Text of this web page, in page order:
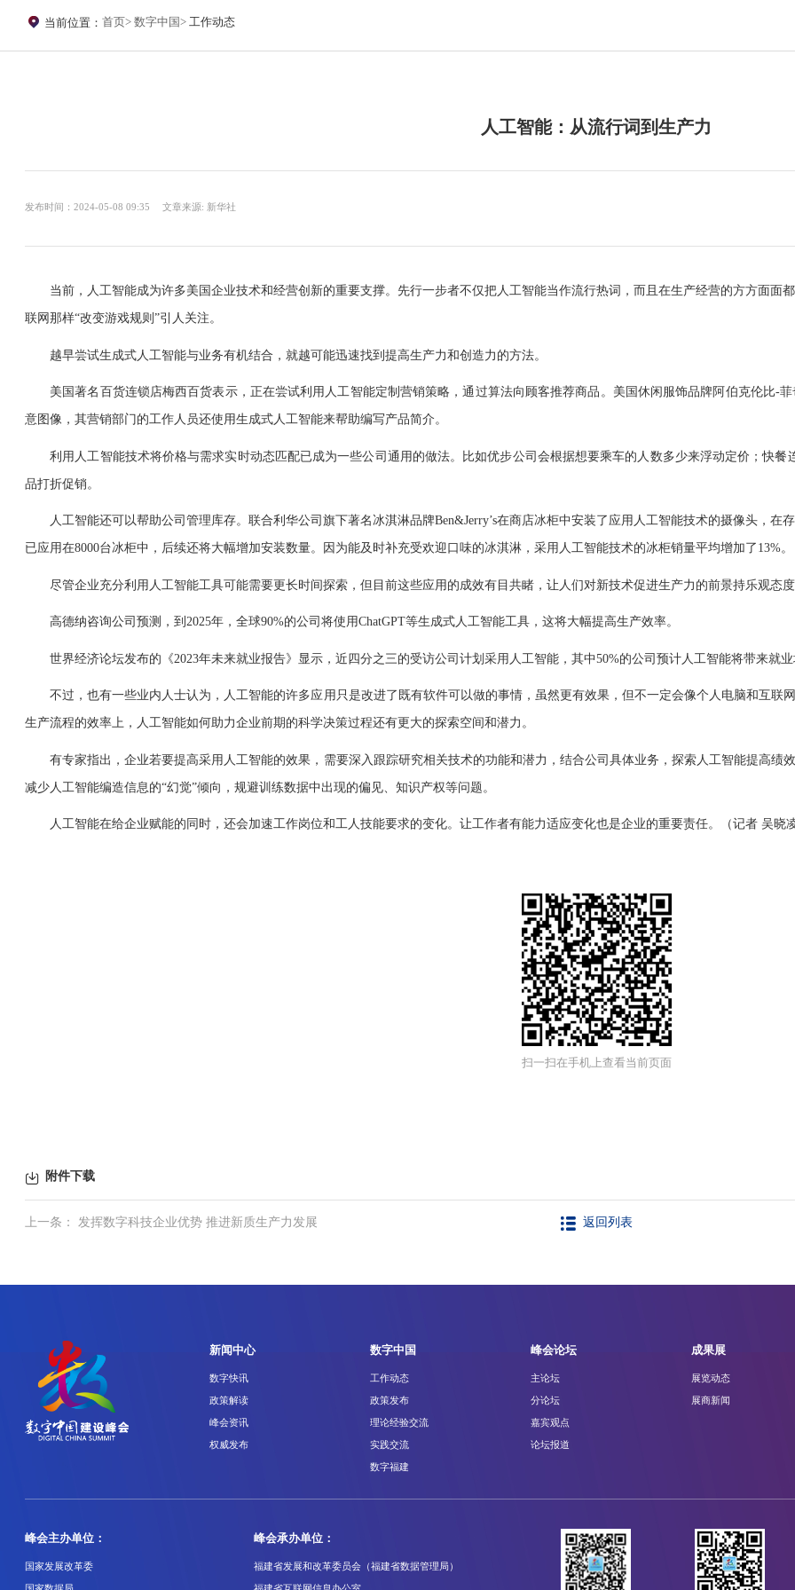
当前位置：首页 数字中国 工作动态
人工智能：从流行词到生产力
发布时间：2024-05-08 09:35 文章来源: 新华社
当前，人工智能成为许多美国企业技术和经营创新的重要支撑。先行一步者不仅把人工智能当作流行热词，而且在生产经营的方方面面
联网那样“改变游戏规则”引人关注。
越早尝试生成式人工智能与业务有机结合，就越可能迅速找到提高生产力和创造力的方法。
美国著名百货连锁店梅西百货表示，正在尝试利用人工智能定制营销策略，通过算法向顾客推荐商品。美国休闲服饰品牌阿伯克伦比-
意图像，其营销部门的工作人员还使用生成式人工智能来帮助编写产品简介。
利用人工智能技术将价格与需求实时动态匹配已成为一些公司通用的做法。比如优步公司会根据想要乘车的人数多少来浮动定价；快餐
品打折促销。
人工智能还可以帮助公司管理库存。联合利华公司旗下著名冰淇淋品牌Ben&Jerry’s在商店冰柜中安装了应用人工智能技术的摄像头，在
已应用在8000台冰柜中，后续还将大幅增加安装数量。因为能及时补充受欢迎口味的冰淇淋，采用人工智能技术的冰柜销量平均增加了13%。
尽管企业充分利用人工智能工具可能需要更长时间探索，但目前这些应用的成效有目共睹，让人们对新技术促进生产力的前景持乐观态
高德纳咨询公司预测，到2025年，全球90%的公司将使用ChatGPT等生成式人工智能工具，这将大幅提高生产效率。
世界经济论坛发布的《2023年未来就业报告》显示，近四分之三的受访公司计划采用人工智能，其中50%的公司预计人工智能将带来就
不过，也有一些业内人士认为，人工智能的许多应用只是改进了既有软件可以做的事情，虽然更有效果，但不一定会像个人电脑和互联
生产流程的效率上，人工智能如何助力企业前期的科学决策过程还有更大的探索空间和潜力。
有专家指出，企业若要提高采用人工智能的效果，需要深入跟踪研究相关技术的功能和潜力，结合公司具体业务，探索人工智能提高绩
减少人工智能编造信息的“幻觉”倾向，规避训练数据中出现的偏见、知识产权等问题。
人工智能在给企业赋能的同时，还会加速工作岗位和工人技能要求的变化。让工作者有能力适应变化也是企业的重要责任。（记者 吴晓
扫一扫在手机上查看当前页面
附件下载
上一条： 发挥数字科技企业优势 推进新质生产力发展 返回列表
新闻中心
数字快讯
政策解读
峰会资讯
权威发布
数字中国
工作动态
政策发布
理论经验交流
实践交流
数字福建
峰会论坛
主论坛
分论坛
嘉宾观点
论坛报道
成果展
展览动态
展商新闻
峰会主办单位：
国家发展改革委
峰会承办单位：
福建省发展和改革委员会（福建省数据管理局）